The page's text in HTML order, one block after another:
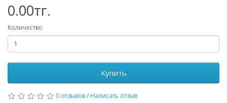
0.00тг.
Количество
Купить
0 отзывов/ Написать отзыв